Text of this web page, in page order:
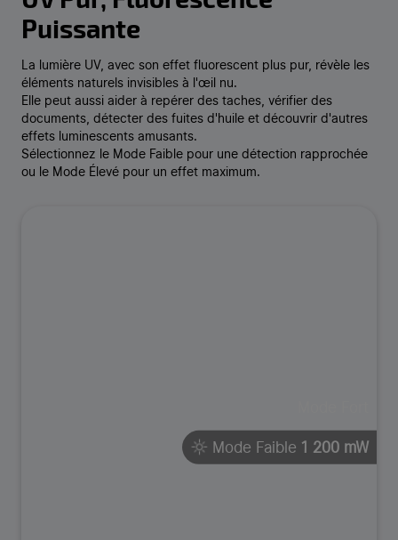
Puissante
La lumière UV, avec son effet fluorescent plus pur, révèle les
éléments naturels invisibles à l'œil nu.
Elle peut aussi aider à repérer des taches, vérifier des
documents, détecter des fuites d'huile et découvrir d'autres
effets luminescents amusants.
Sélectionnez le Mode Faible pour une détection rapprochée
ou le Mode Élevé pour un effet maximum.
Mode Faible 1 200 mW